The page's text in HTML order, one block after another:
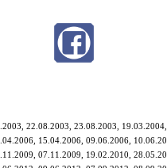
22.08.2003, 23.08.2003,
15.04.2006, 09.06.2006,
07.11.2009, 19.02.2010,